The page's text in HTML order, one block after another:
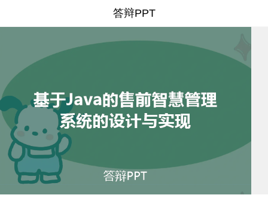
答辩PPT